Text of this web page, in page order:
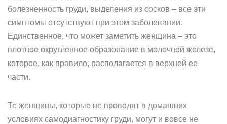
болезненность груди, выделения из сосков – все эти
симптомы отсутствуют при этом заболевании.
Единственное, что может заметить женщина – это
плотное округленное образование в молочной железе,
которое, как правило, располагается в верхней ее
части.
Те женщины, которые не проводят в домашних
условиях самодиагностику груди, могут и вовсе не